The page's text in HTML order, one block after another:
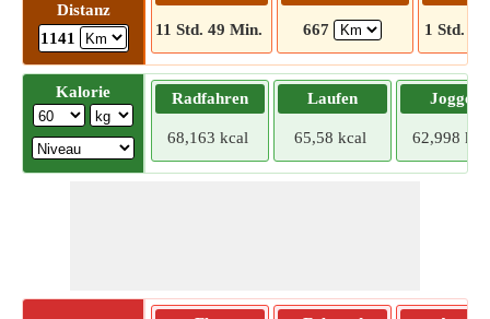
Distanz
1141
11 Std. 49 Min. 667 1 Std.
Kalorie Radfahren
68,163 kcal
Laufen
65,58 kcal
Joggen
62,998